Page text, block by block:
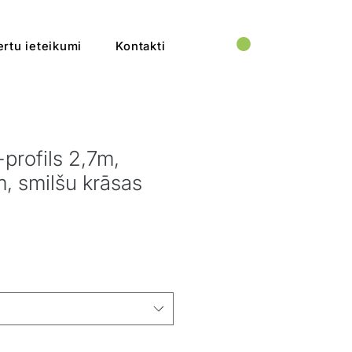
ieteikumi Kontakti
2,7m,
smilšu krāsas